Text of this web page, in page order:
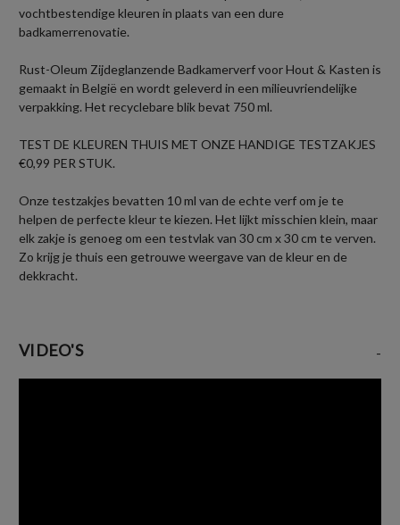
vochtbestendige kleuren in plaats van een dure
badkamerrenovatie.
Rust-Oleum Zijdeglanzende Badkamerverf voor Hout & Kasten is
gemaakt in België en wordt geleverd in een milieuvriendelijke
verpakking. Het recyclebare blik bevat 750 ml.
TEST DE KLEUREN THUIS MET ONZE HANDIGE TESTZAKJES
€0,99 PER STUK.
Onze testzakjes bevatten 10 ml van de echte verf om je te
helpen de perfecte kleur te kiezen. Het lijkt misschien klein, maar
elk zakje is genoeg om een testvlak van 30 cm x 30 cm te verven.
Zo krijg je thuis een getrouwe weergave van de kleur en de
dekkracht.
VIDEO'S -